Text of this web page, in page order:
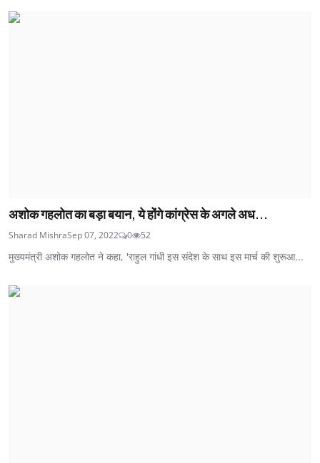
अशोक गहलोत का बड़ा बयान, ये होंगे कांग्रेस के अगले अध...
Sharad MishraSep 07, 2022 0 52
मुख्यमंत्री अशोक गहलोत ने कहा, 'राहुल गांधी इस संदेश के साथ इस मार्च की शुरूआ...